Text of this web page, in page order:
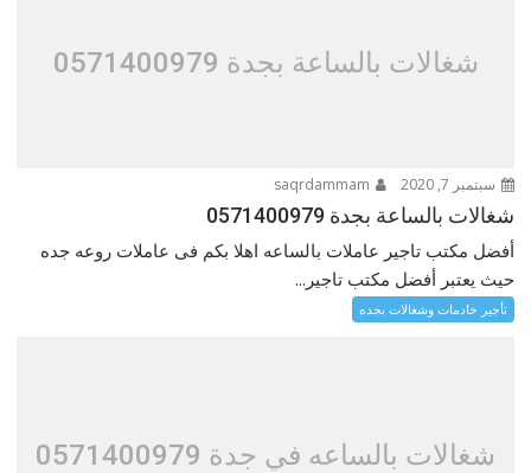
شغالات بالساعة بجدة 0571400979
سبتمبر 7, 2020
شغالات بالساعة بجدة 0571400979
أفضل مكتب تاجير عاملات بالساعه اهلا بكم فى عاملات روعه جده
حيث يعتبر أفضل مكتب تاجير...
تأجير خادمات وشغالات بجده
شغالات بالساعه في جدة 0571400979